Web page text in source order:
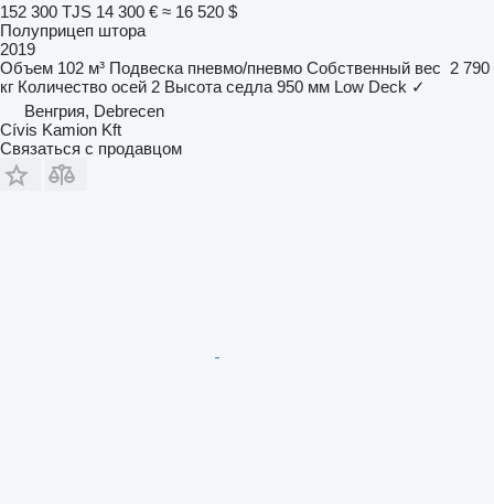
152 300 TJS 14 300 € ≈ 16 520 $
Полуприцеп штора
2019
Объем 102 м³ Подвеска пневмо/пневмо Собственный вес 2 790
кг Количество осей 2 Высота седла 950 мм Low Deck ✓
Венгрия, Debrecen
Cívis Kamion Kft
Связаться с продавцом